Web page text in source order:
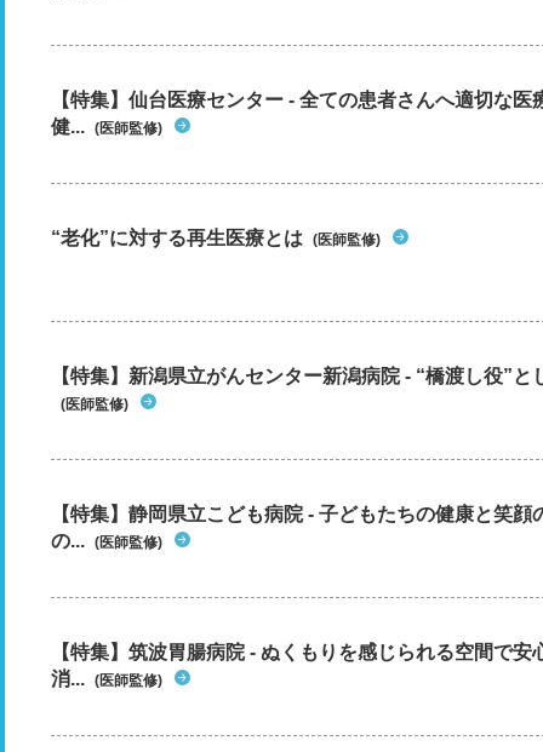
【特集】仙台医療センター - 全ての患者さんへ適切な
健... (医師監修)
“老化”に対する再生医療とは (医師監修)
【特集】新潟県立がんセンター新潟病院 - “橋渡し役”
(医師監修)
【特集】静岡県立こども病院 - 子どもたちの健康と笑
の... (医師監修)
【特集】筑波胃腸病院 - ぬくもりを感じられる空間で
消... (医師監修)